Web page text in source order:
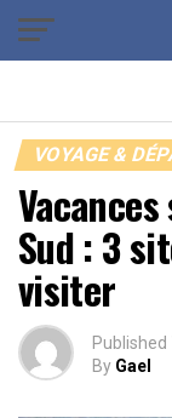
VOYAGE &
Sud : 3
visiter
Published
By Gael